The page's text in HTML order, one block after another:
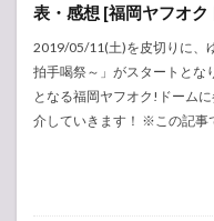
表・感想 [福岡ヤフオク
2019/05/11(土)を皮切りに、
拍手喝祭～」がスタートとな
となる福岡ヤフオク!ドーム
介していきます！ ※この記事